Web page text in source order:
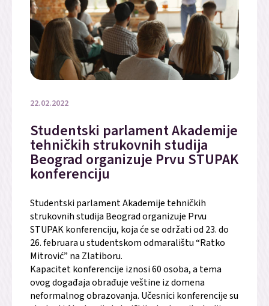
22.02.2022
Studentski parlament Akademije
tehničkih strukovnih studija
Beograd organizuje Prvu STUPAK
konferenciju
Studentski parlament Akademije tehničkih
strukovnih studija Beograd organizuje Prvu
STUPAK konferenciju, koja će se održati od 23. do
26. februara u studentskom odmaralištu “Ratko
Mitrović” na Zlatiboru.
Kapacitet konferencije iznosi 60 osoba, a tema
ovog događaja obrađuje veštine iz domena
neformalnog obrazovanja. Učesnici konferencije su